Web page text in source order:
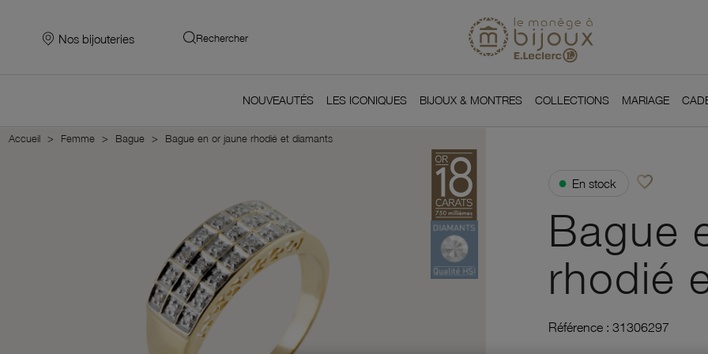
Nos bijouteries Rechercher
NOUVEAUTÉS LES ICONIQUES BIJOUX & MONTRES COLLECTIONS MARIAGE
Accueil Femme Bague Bague en or jaune rhodié et diamants
● En stock favorite_borderAjouter à vos
Bague
rhodié
Référence : 31306297